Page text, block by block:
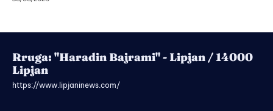
Rruga: "Haradin Bajrami" - Lipjan / 14000
Lipjan
https://www.lipjaninews.com/